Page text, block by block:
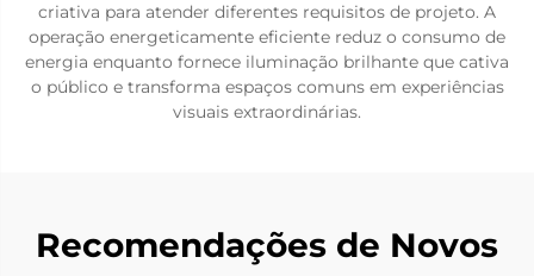
criativa para atender diferentes requisitos de projeto. A
operação energeticamente eficiente reduz o consumo de
energia enquanto fornece iluminação brilhante que cativa
o público e transforma espaços comuns em experiências
visuais extraordinárias.
Recomendações de Novos